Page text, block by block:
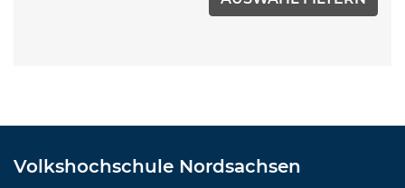
Volkshochschule Nordsachsen